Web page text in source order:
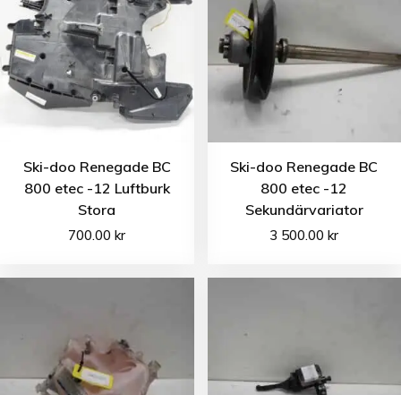
Ski-doo Renegade BC
800 etec -12 Luftburk
Stora
700.00kr
Ski-doo Renegade BC
800 etec -12
Sekundärvariator
3 500.00kr